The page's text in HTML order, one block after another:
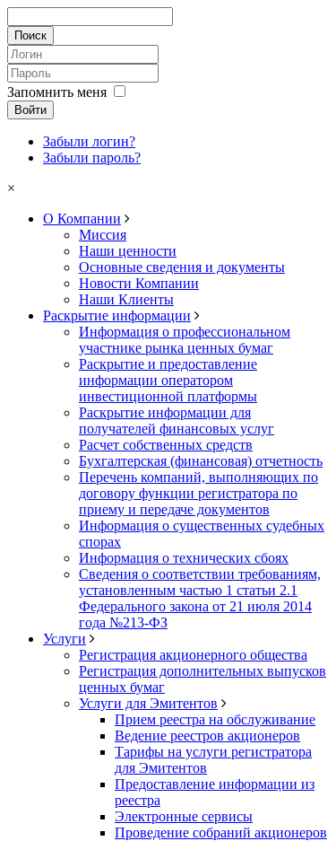
Запомнить меня
Войти
Забыли логин?
Забыли пароль?
×
О Компании
Миссия
Наши ценности
Основные сведения и документы
Новости Компании
Наши Клиенты
Раскрытие информации
Информация о профессиональном
участнике рынка ценных бумаг
Раскрытие и предоставление
информации оператором
инвестиционной платформы
Раскрытие информации для
получателей финансовых услуг
Расчет собственных средств
Бухгалтерская (финансовая) отчетность
Перечень компаний, выполняющих по
договору функции регистратора по
приему и передаче документов
Информация о существенных судебных
спорах
Информация о технических сбоях
Сведения о соответствии требованиям,
установленным частью 1 статьи 2.1
Федерального закона от 21 июля 2014
года №213-ФЗ
Услуги
Регистрация акционерного общества
Регистрация дополнительных выпусков
ценных бумаг
Услуги для Эмитентов
Прием реестра на обслуживание
Ведение реестров акционеров
Тарифы на услуги регистратора
для Эмитентов
Предоставление информации из
реестра
Электронные сервисы
Проведение собраний акционеров